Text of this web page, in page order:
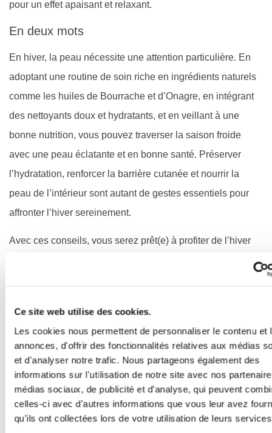
Ce site web utilise des cookies.
Les cookies nous permettent de personnaliser le contenu et
annonces, d'offrir des fonctionnalités relatives aux médias
et d'analyser notre trafic. Nous partageons également des
informations sur l'utilisation de notre site avec nos
médias sociaux, de publicité et d'analyse, qui peuvent
celles-ci avec d'autres informations que vous leur avez
qu'ils ont collectées lors de votre utilisation de leurs
pour un effet apaisant et relaxant.
En deux mots
En hiver, la peau nécessite une attention particulière. En
adoptant une routine de soin riche en ingrédients naturels
comme les huiles de Bourrache et d’Onagre, en intégrant
des nettoyants doux et hydratants, et en veillant à une
bonne nutrition, vous pouvez traverser la saison froide
avec une peau éclatante et en bonne santé. Préserver
l’hydratation, renforcer la barrière cutanée et nourrir la
peau de l’intérieur sont autant de gestes essentiels pour
affronter l’hiver sereinement.
Avec ces conseils, vous serez prêt(e) à profiter de l’hiver